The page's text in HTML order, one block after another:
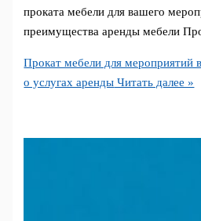
проката мебели для вашего
преимущества аренды мебели
Прокат мебели для мероприятий
о услугах аренды Читать далее »